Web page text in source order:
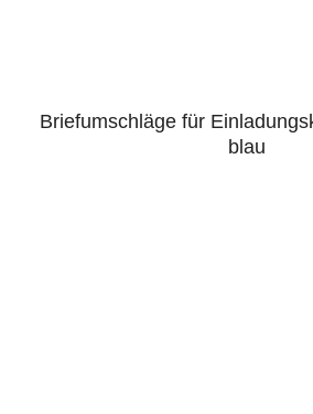
Briefumschläge für
blau